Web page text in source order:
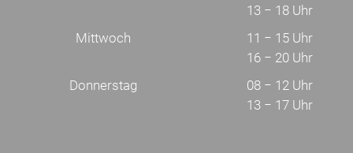
13 − 18 Uhr
Mittwoch
11 − 15 Uhr
16 − 20 Uhr
Donnerstag
08 − 12 Uhr
13 − 17 Uhr